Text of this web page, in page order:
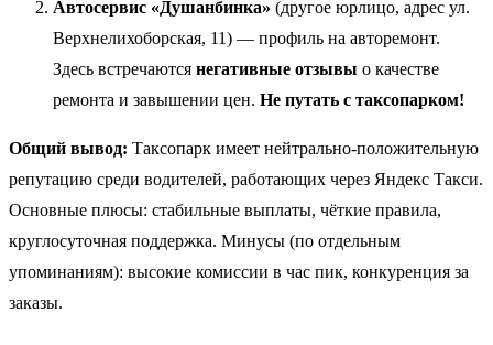
Автосервис «Душанбинка» (другое юрлицо, адрес ул.
Верхнелихоборская, 11) — профиль на авторемонт.
Здесь встречаются негативные отзывы о качестве
ремонта и завышении цен. Не путать с таксопарком!
Общий вывод: Таксопарк имеет нейтрально-положительную
репутацию среди водителей, работающих через Яндекс Такси.
Основные плюсы: стабильные выплаты, чёткие правила,
круглосуточная поддержка. Минусы (по отдельным
упоминаниям): высокие комиссии в час пик, конкуренция за
заказы.